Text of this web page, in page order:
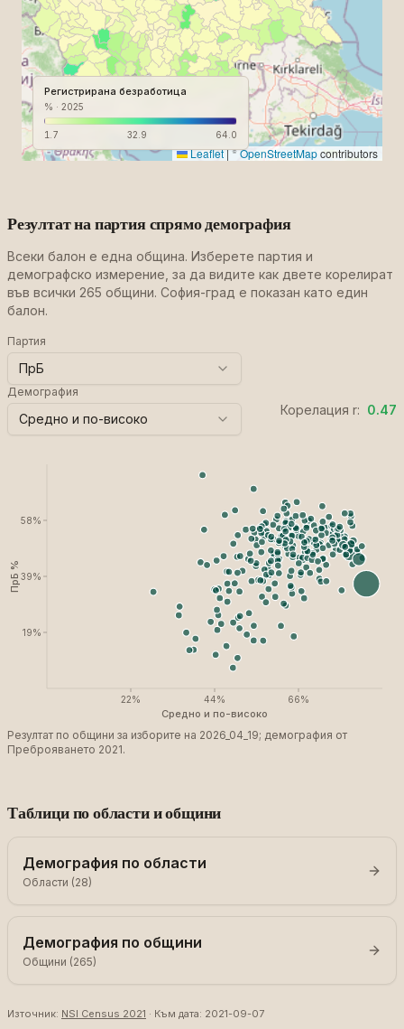
Leaflet|©OpenStreetMapcontributors
Регистрирана безработица
% · 2025
1.7 32.9 64.0
Резултат на партия спрямо демография
Всеки балон е една община. Изберете партия и
демографско измерение, за да видите как двете корелират
във всички 265 общини. София-град е показан като един
балон.
Партия
ПрБ
Демография
Средно и по-високо
Корелация r: 0.47
22%
19%
44%
39%
66%
58%
Средно и по-високо
ПрБ %
Резултат по общини за изборите на 2026_04_19; демография от
Преброяването 2021.
Таблици по области и общини
Демография по области
Области (28)
Демография по общини
Общини (265)
Източник: NSI Census 2021 · Към дата: 2021-09-07